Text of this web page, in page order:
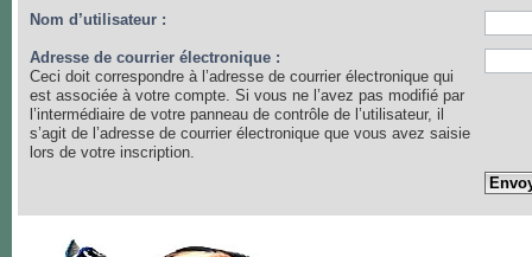
Nom d’utilisateur :
Adresse de courrier électronique :
Ceci doit correspondre à l’adresse de courrier électronique qui
est associée à votre compte. Si vous ne l’avez pas modifié par
l’intermédiaire de votre panneau de contrôle de l’utilisateur, il
s’agit de l’adresse de courrier électronique que vous avez saisie
lors de votre inscription.